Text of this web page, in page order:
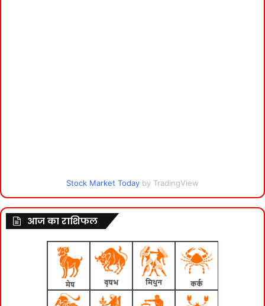
Stock Market Today by TradingView
आज का राशिफल